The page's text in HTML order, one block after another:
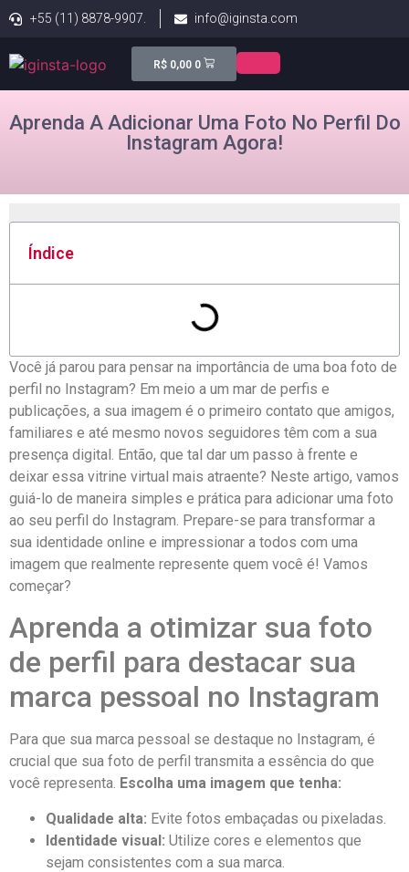
+55 (11) 8878-9907. info@iginsta.com
R$ 0,00 0
Aprenda A Adicionar Uma Foto No Perfil Do
Instagram Agora!
Índice
Você já parou para pensar na importância de uma ⁤boa foto de
perfil no Instagram? Em meio a um mar de perfis e
publicações, a sua imagem é o primeiro contato que amigos,
familiares e ⁢até mesmo novos seguidores têm ⁣com a sua
presença digital. Então, que​ tal dar um passo à frente e
deixar essa vitrine virtual mais atraente? Neste artigo, vamos
guiá-lo de maneira simples e prática para adicionar uma foto
ao ‌seu perfil do Instagram. Prepare-se para transformar a
sua identidade online⁣ e impressionar a todos com uma
imagem que ⁣realmente represente quem⁢ você é! Vamos
começar?
Aprenda a ‍otimizar sua foto​
de perfil para destacar sua
marca pessoal no Instagram
Para que sua marca pessoal se destaque no Instagram, é
crucial que sua⁣ foto de perfil transmita a essência do ​que
⁢você representa. Escolha uma ​imagem que tenha:
Qualidade alta: Evite fotos embaçadas⁤ ou pixeladas.
Identidade ‌visual: Utilize cores e elementos que
sejam consistentes com a sua marca.